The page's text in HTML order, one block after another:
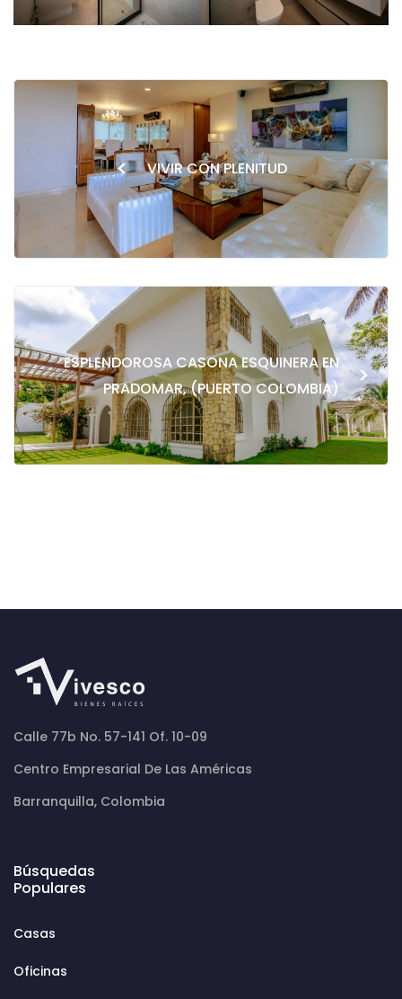
< VIVIR CON PLENITUD
ESPLENDOROSA CASONA ESQUINERA EN
PRADOMAR, (PUERTO COLOMBIA)
>
Calle 77b No. 57-141 Of. 10-09
Centro Empresarial De Las Américas
Barranquilla, Colombia
Búsquedas
Populares
Casas
Oficinas